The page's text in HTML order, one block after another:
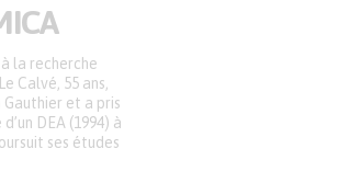
la recherche
Calvé, 55 ans,
et a pris
DEA (1994) à
ses études